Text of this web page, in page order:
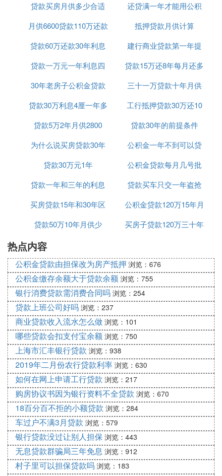
择通过法律途径来追讨欠款，这将对贷款人的信
用记录和财务状况造成更大的影响。
进入征信黑名单：逾期还款会被记录在个人征信
报告中，严重影响贷款人的信用记录，未来在申
为了确保按时还款，贷款人可以采取以下措施：
设置提醒：在手机或日历上设置还款提醒，确保
在还款日前有足够的时间准备资金。
款日当天系统能自动从绑定的银行卡中扣除应还
款项。
前有足够的资金用于偿还贷款。
可以吗
贷款买房月供多少合适
吗
还贷满一年才能用公积
金贷款吗
月供6600贷款110万还款
25年
抵押贷款月供计算
贷款60万还款30年利息
共计多少
建行商业贷款第一年提
前还款
贷款一万元一年利息四
百五
贷款15万还8年每月还多
少
30年老房子公积金贷款
期限
三十一万贷款十年月供
多少钱
贷款30万利息4厘一年多
少钱
工行抵押贷款30万还10
年
贷款5万2年月供2800
贷款30年的前提条件
为什么说买房贷款30年
好
公积金一年不到可以贷
款吗
贷款30万元1年
公积金贷款每月几号批
贷款一年和三年的利息
是多少钱
贷款买车只交一年盗抢
险可以吗
买房贷款15年和30年区
别
公积金贷款120万15年月
供多少钱
贷款50万10年月供少
买房子贷款120万三十年
热点内容
公积金贷款由担保改为房产抵押 浏览：676
公积金缴存余额大于贷款余额 浏览：755
银行消费贷款需消费合同吗 浏览：254
贷款上班公司好吗 浏览：237
商业贷款收入流水怎么做 浏览：101
哪些贷款会扣支付宝余额 浏览：750
上海市汇丰银行贷款 浏览：938
2019年二月份农行贷款利率 浏览：630
如何在网上申请工行贷款 浏览：217
购房协议书因为银行资料不全贷款 浏览：670
18百分百不拒的小额贷款 浏览：284
车过户不满3月贷款 浏览：579
银行贷款没过让别人担保 浏览：443
无息贷款群骗局三年免息 浏览：912
村子里可以担保贷款吗 浏览：183